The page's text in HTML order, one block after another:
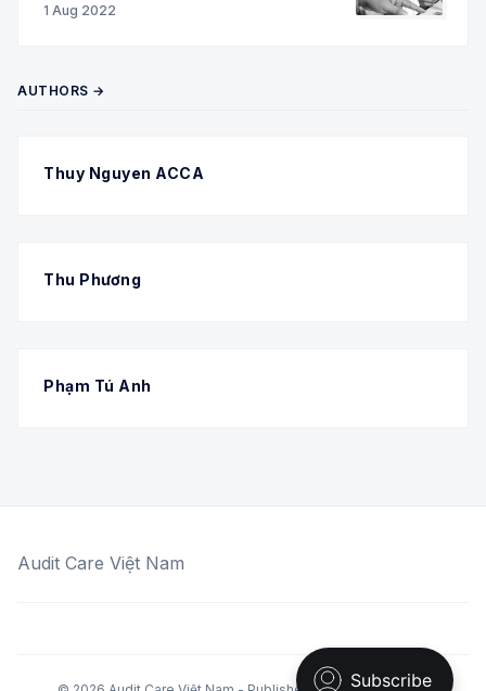
1 Aug 2022
AUTHORS →
Thuy Nguyen ACCA
Thu Phương
Phạm Tú Anh
Audit Care Việt Nam